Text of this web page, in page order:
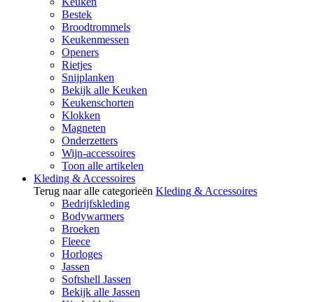
Bestek
Broodtrommels
Keukenmessen
Openers
Rietjes
Snijplanken
Bekijk alle Keuken
Keukenschorten
Klokken
Magneten
Onderzetters
Wijn-accessoires
Toon alle artikelen
Kleding & Accessoires
Terug naar alle categorieën Kleding & Accessoires
Bedrijfskleding
Bodywarmers
Broeken
Fleece
Horloges
Jassen
Softshell Jassen
Bekijk alle Jassen